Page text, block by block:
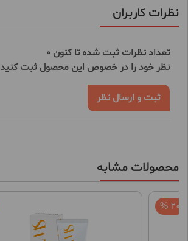
نظرات کاربران
تعداد نظرات ثبت شده تا کنون 0
نظر خود را در خصوص این محصول ثبت کنید
ثبت و ارسال نظر
محصولات مشابه
20 %